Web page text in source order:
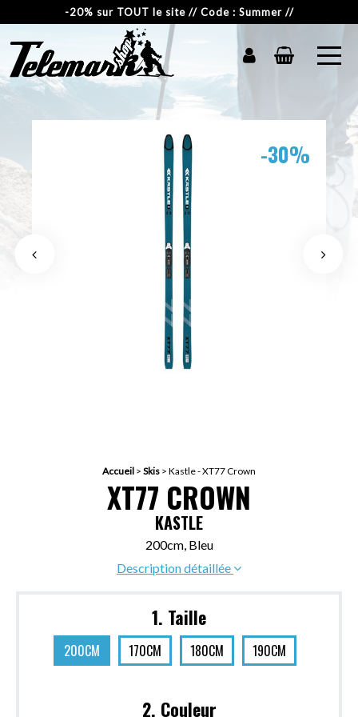
-20% sur TOUT le site // Code : Summer //
-30%
Accueil > Skis > Kastle - XT77 Crown
XT77 CROWN
KASTLE
200cm, Bleu
Description détaillée
1. Taille
200CM 170CM 180CM 190CM
2. Couleur